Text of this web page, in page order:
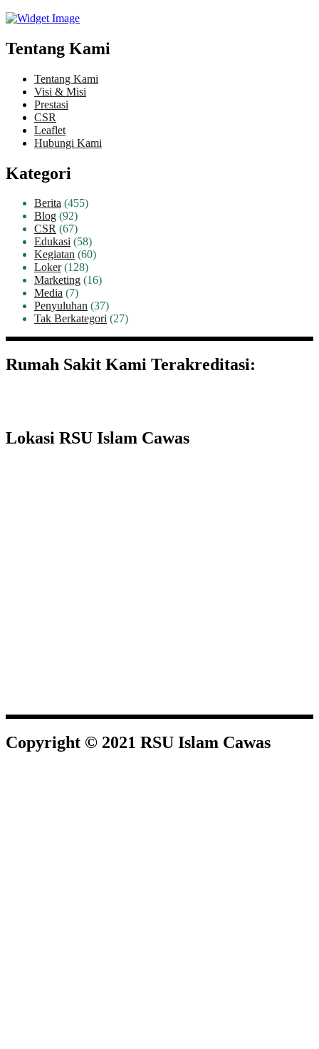
Tentang Kami
Tentang Kami
Visi & Misi
Prestasi
CSR
Leaflet
Hubungi Kami
Kategori
Berita (455)
Blog (92)
CSR (67)
Edukasi (58)
Kegiatan (60)
Loker(128)
Marketing (16)
Media (7)
Penyuluhan (37)
Tak Berkategori (27)
Rumah Sakit Kami Terakreditasi:
Lokasi RSU Islam Cawas
Copyright © 2021 RSU Islam Cawas